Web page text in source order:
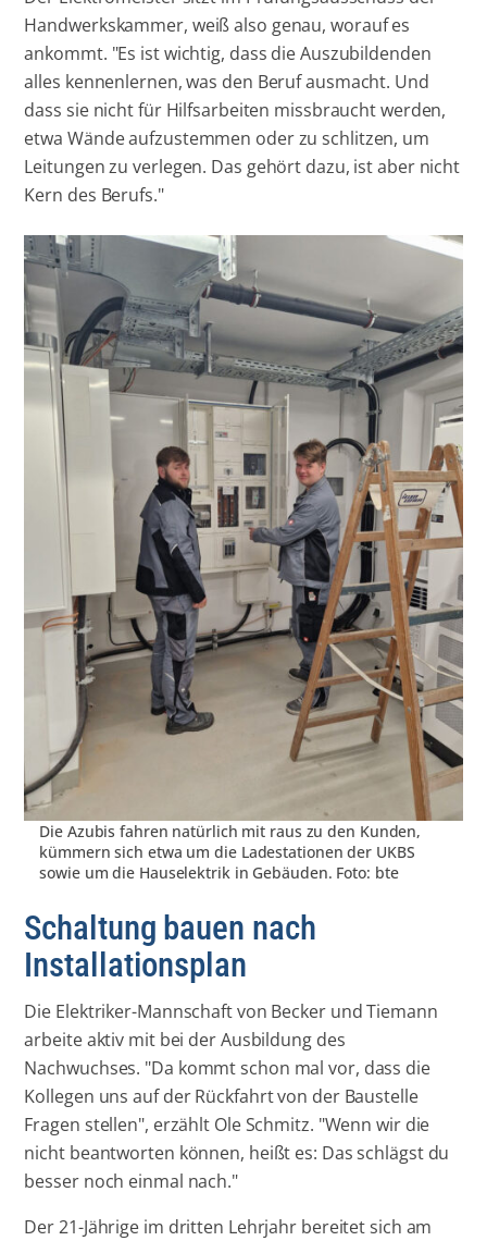
Handwerkskammer, weiß also genau, worauf es
ankommt. "Es ist wichtig, dass die Auszubildenden
alles kennenlernen, was den Beruf ausmacht. Und
dass sie nicht für Hilfsarbeiten missbraucht werden,
etwa Wände aufzustemmen oder zu schlitzen, um
Leitungen zu verlegen. Das gehört dazu, ist aber nicht
Kern des Berufs."
Die Azubis fahren natürlich mit raus zu den Kunden,
kümmern sich etwa um die Ladestationen der UKBS
sowie um die Hauselektrik in Gebäuden. Foto: bte
Schaltung bauen nach
Installationsplan
Die Elektriker-Mannschaft von Becker und Tiemann
arbeite aktiv mit bei der Ausbildung des
Nachwuchses. "Da kommt schon mal vor, dass die
Kollegen uns auf der Rückfahrt von der Baustelle
Fragen stellen", erzählt Ole Schmitz. "Wenn wir die
nicht beantworten können, heißt es: Das schlägst du
besser noch einmal nach."
Der 21-Jährige im dritten Lehrjahr bereitet sich am